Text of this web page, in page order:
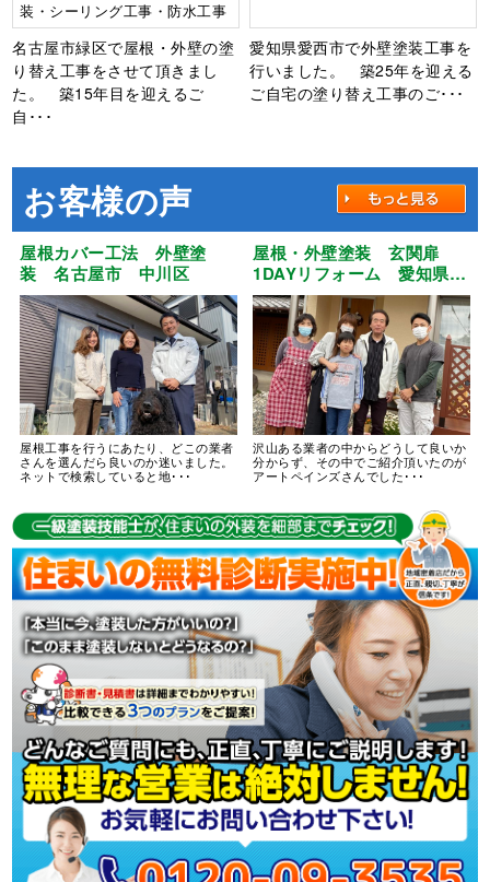
装・シーリング工事・防水工事
名古屋市緑区で屋根・外壁の塗
り替え工事をさせて頂きまし
た。 築15年目を迎えるご
自･･･
愛知県愛西市で外壁塗装工事を
行いました。 築25年を迎える
ご自宅の塗り替え工事のご･･･
お客様の声
屋根カバー工法 外壁塗
装 名古屋市 中川区
屋根工事を行うにあたり、どこの業者
さんを選んだら良いのか迷いました。
ネットで検索していると地･･･
屋根・外壁塗装 玄関扉
1DAYリフォーム 愛知県
江南市
沢山ある業者の中からどうして良いか
分からず、その中でご紹介頂いたのが
アートペインズさんでした･･･